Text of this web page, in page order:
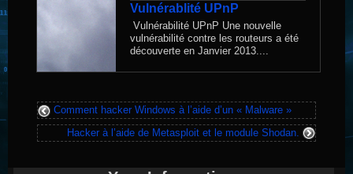
Vulnérablité UPnP
Vulnérabilité UPnP Une nouvelle
vulnérabilité contre les routeurs a été
découverte en Janvier 2013....
Comment hacker Windows à l’aide d’un « Malware »
Hacker à l’aide de Metasploit et le module Shodan.